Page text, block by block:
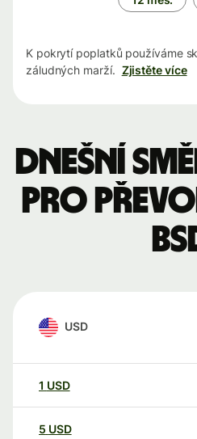
K pokrytí poplatků používáme
záludných marží. Zjistěte více
Dnešní
pro
USD
1 USD
5 USD